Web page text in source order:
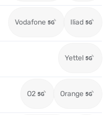
Vodafone Iliad
Yettel
O2 Orange